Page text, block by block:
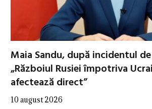
Maia Sandu, după incidentul
„Războiul Rusiei împotriva
afectează direct”
10 august 2026